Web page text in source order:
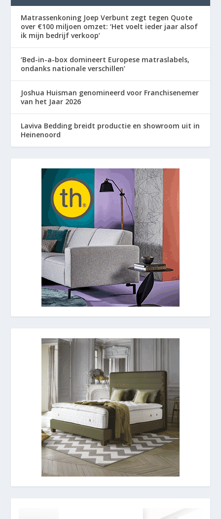
Matrassenkoning Joep Verbunt zegt tegen Quote
over €100 miljoen omzet: ‘Het voelt ieder jaar alsof
ik mijn bedrijf verkoop’
‘Bed-in-a-box domineert Europese matraslabels,
ondanks nationale verschillen’
Joshua Huisman genomineerd voor Franchisenemer
van het Jaar 2026
Laviva Bedding breidt productie en showroom uit in
Heinenoord